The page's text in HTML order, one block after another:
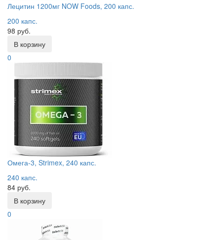
Лецитин 1200мг NOW Foods, 200 капс.
200 капс.
98 руб.
В корзину
0
Омега-3, Strimex, 240 капс.
240 капс.
84 руб.
В корзину
0